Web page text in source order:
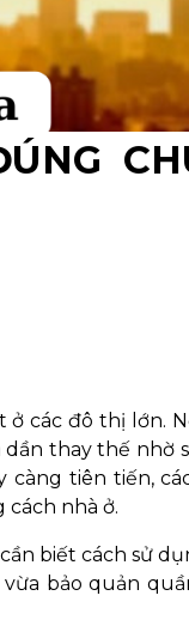
ở các đô thị lớn.
dần thay thế nhờ
càng tiên tiến,
nhà ở.
biết cách sử
bảo quản